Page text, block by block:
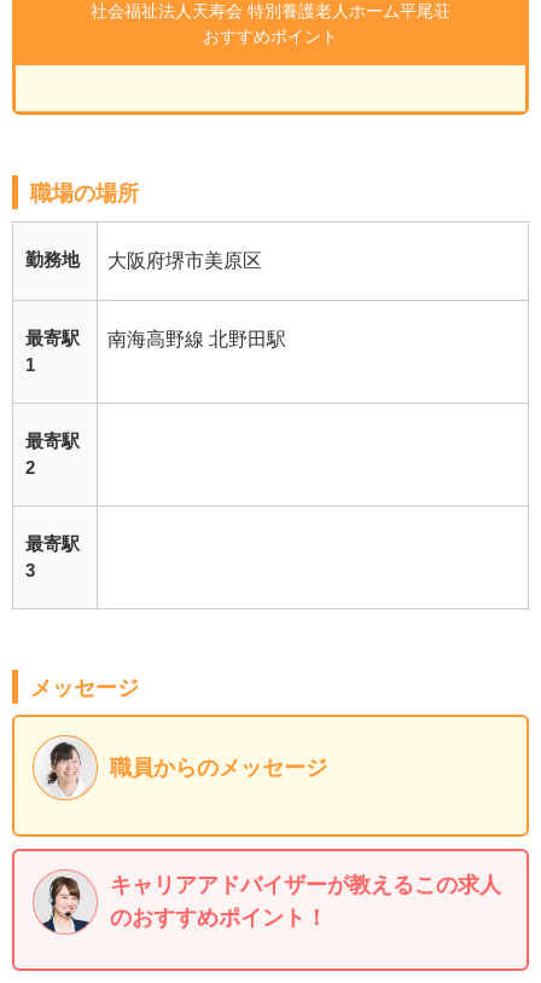
社会福祉法人天寿会 特別養護老人ホーム平尾荘
おすすめポイント
職場の場所
勤務地 大阪府堺市美原区
最寄駅
1
南海高野線 北野田駅
最寄駅
2
最寄駅
3
メッセージ
職員からのメッセージ
キャリアアドバイザーが教えるこの求人
のおすすめポイント！